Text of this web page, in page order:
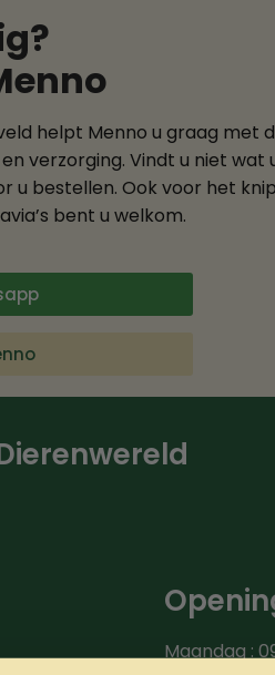
helpt Menno u graag met
verzorging. Vindt u niet wat
u bestellen. Ook voor het
bent u welkom.
Maandag :